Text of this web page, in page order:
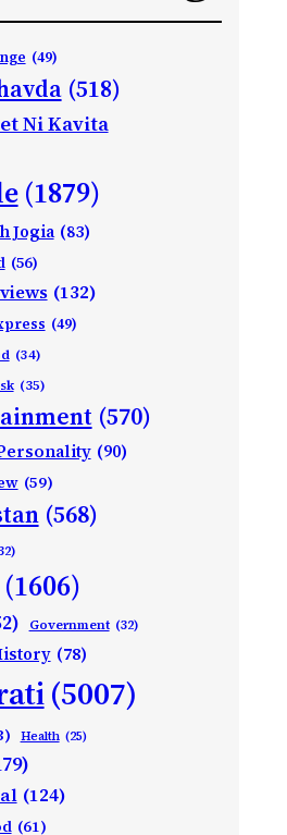
(49)
(518)
Ni Kavita
(1879)
Jogia (83)
(56)
(132)
(49)
(34)
(35)
(570)
(90)
(59)
(568)
(1606)
Government (32)
(78)
(5007)
Health (25)
(124)
(61)